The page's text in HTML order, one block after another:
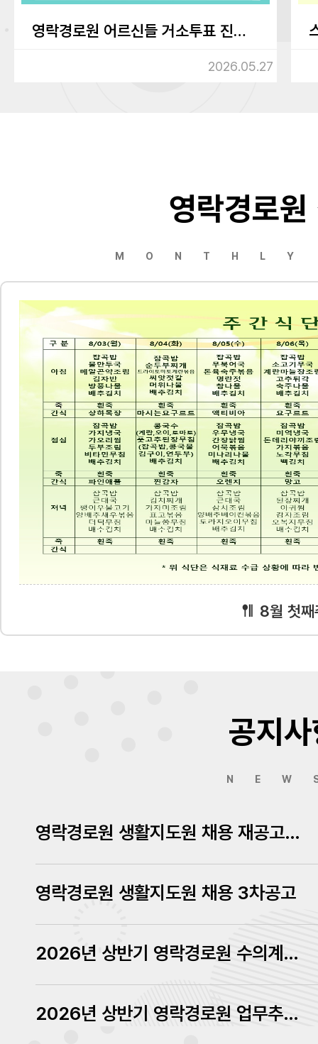
영락경로원 어르신들 거소투표 진행하였습니다.
2026.05.27
영락경로
8월 첫
공지
영락경로원 생활지도원 채용 재공고에 따른 서류심사결과 발표
영락경로원 생활지도원 채용 3차공고
2026년 상반기 영락경로원 수의계약 내역 공고
2026년 상반기 영락경로원 업무추진비 내역 공고